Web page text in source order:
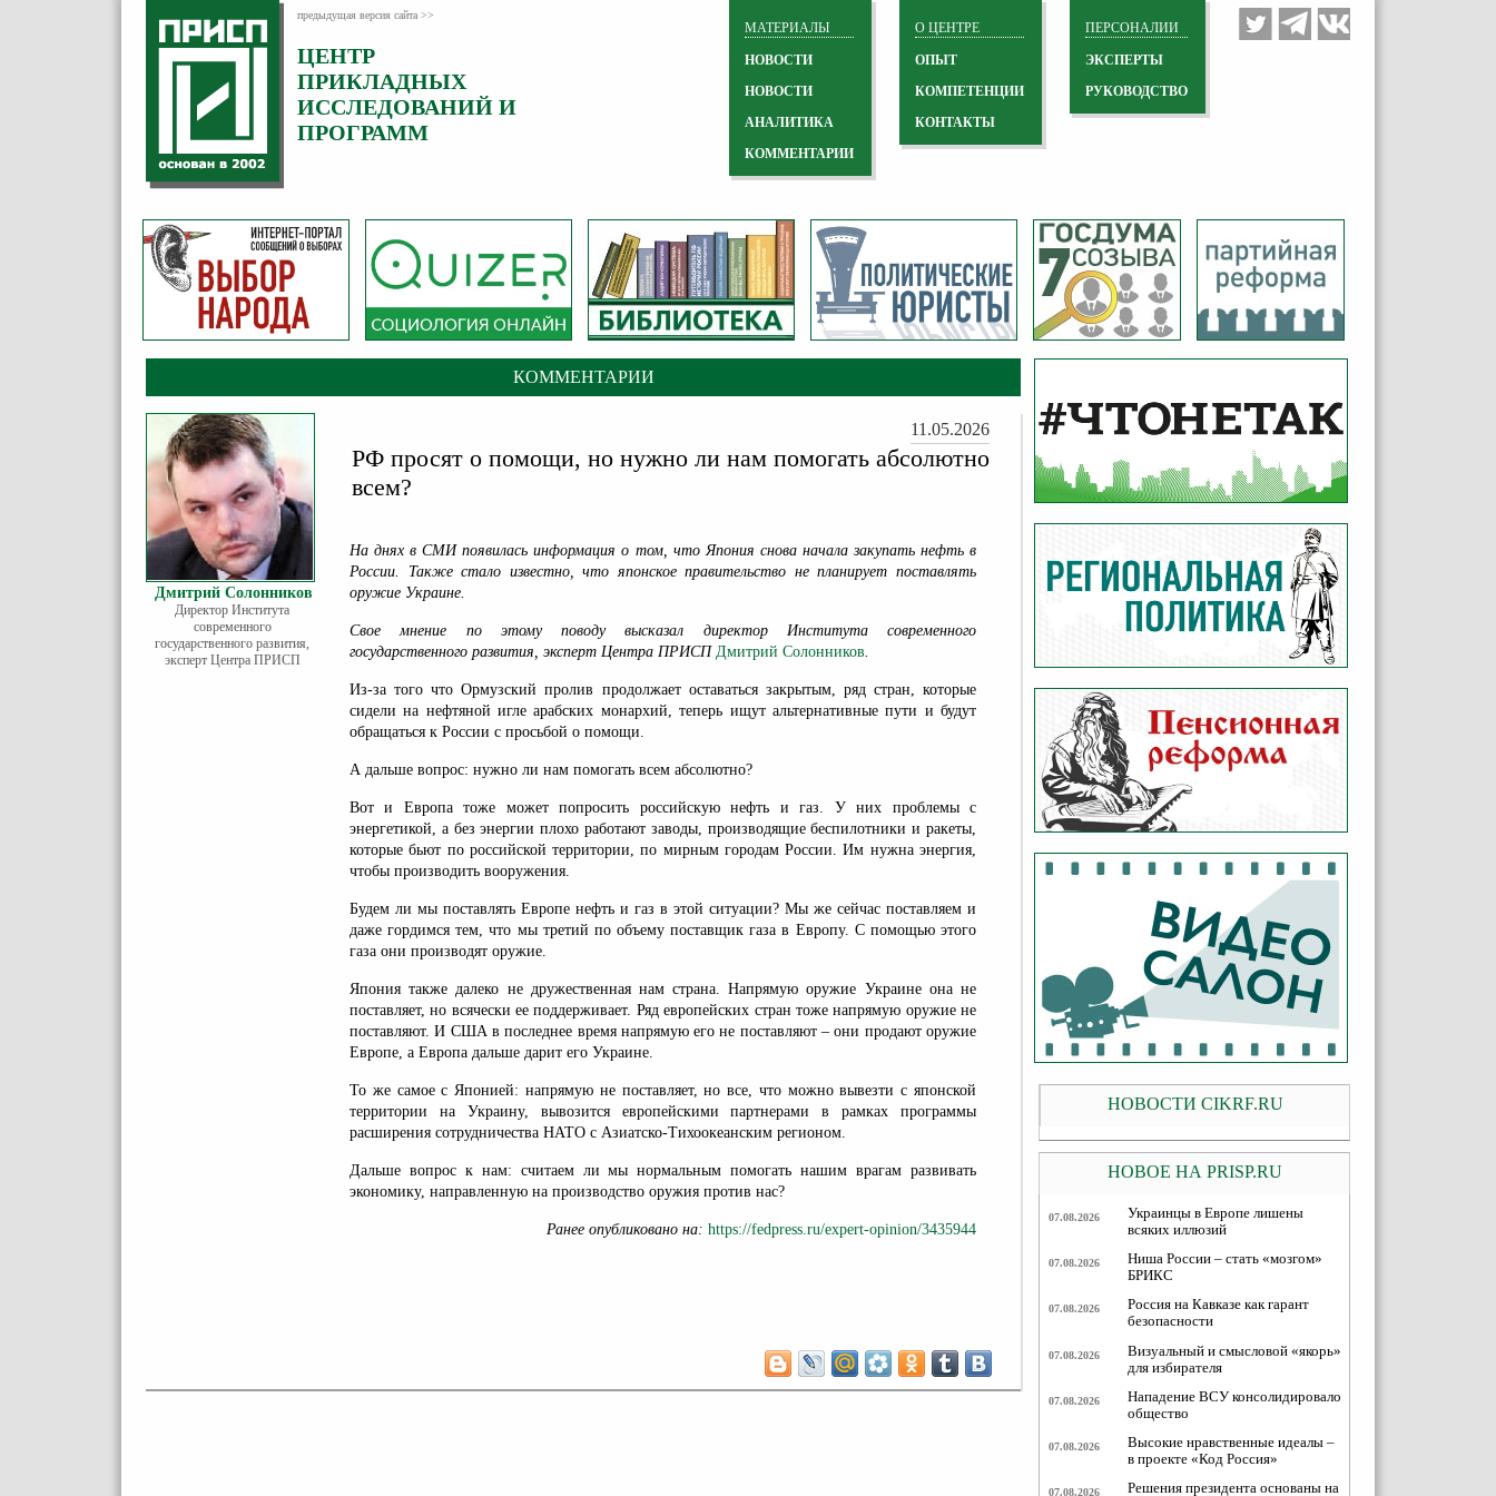
предыдущая версия сайта >>
ЦЕНТР
ПРИКЛАДНЫХ
ИССЛЕДОВАНИЙ И
ПРОГРАММ
ПЕРСОНАЛИИ
ЭКСПЕРТЫ
РУКОВОДСТВО
О ЦЕНТРЕ
ОПЫТ
КОМПЕТЕНЦИИ
КОНТАКТЫ
МАТЕРИАЛЫ
НОВОСТИ
НОВОСТИ
АНАЛИТИКА
КОММЕНТАРИИ
КОММЕНТАРИИ
Дмитрий Солонников
Директор Института
современного
государственного развития,
эксперт Центра ПРИСП
11.05.2026
РФ просят о помощи, но нужно ли нам помогать абсолютно
всем?
На днях в СМИ появилась информация о том, что Япония снова начала закупать нефть в
России. Также стало известно, что японское правительство не планирует поставлять
оружие Украине.
Свое мнение по этому поводу высказал директор Института современного
государственного развития, эксперт Центра ПРИСП Дмитрий Солонников.
Из-за того что Ормузский пролив продолжает оставаться закрытым, ряд стран, которые
сидели на нефтяной игле арабских монархий, теперь ищут альтернативные пути и будут
обращаться к России с просьбой о помощи.
А дальше вопрос: нужно ли нам помогать всем абсолютно?
Вот и Европа тоже может попросить российскую нефть и газ. У них проблемы с
энергетикой, а без энергии плохо работают заводы, производящие беспилотники и ракеты,
которые бьют по российской территории, по мирным городам России. Им нужна энергия,
чтобы производить вооружения.
Будем ли мы поставлять Европе нефть и газ в этой ситуации? Мы же сейчас поставляем и
даже гордимся тем, что мы третий по объему поставщик газа в Европу. С помощью этого
газа они производят оружие.
Япония также далеко не дружественная нам страна. Напрямую оружие Украине она не
поставляет, но всячески ее поддерживает. Ряд европейских стран тоже напрямую оружие не
поставляют. И США в последнее время напрямую его не поставляют – они продают оружие
Европе, а Европа дальше дарит его Украине.
То же самое с Японией: напрямую не поставляет, но все, что можно вывезти с японской
территории на Украину, вывозится европейскими партнерами в рамках программы
расширения сотрудничества НАТО с Азиатско-Тихоокеанским регионом.
Дальше вопрос к нам: считаем ли мы нормальным помогать нашим врагам развивать
экономику, направленную на производство оружия против нас?
Ранее опубликовано на: https://fedpress.ru/expert-opinion/3435944
НОВОСТИ CIKRF.RU
НОВОЕ НА PRISP.RU
07.08.2026
Украинцы в Европе лишены
всяких иллюзий
07.08.2026
Ниша России – стать «мозгом»
БРИКС
07.08.2026
Россия на Кавказе как гарант
безопасности
07.08.2026
Визуальный и смысловой «якорь»
для избирателя
07.08.2026
Нападение ВСУ консолидировало
общество
07.08.2026
Высокие нравственные идеалы –
в проекте «Код Россия»
07.08.2026
Решения президента основаны на